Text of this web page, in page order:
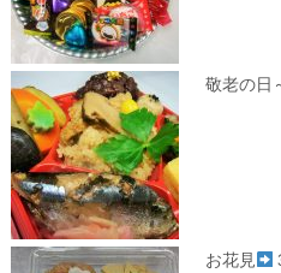
敬老の日
お花見